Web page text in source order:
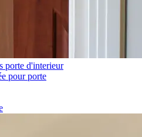
porte d'interieur
pour porte